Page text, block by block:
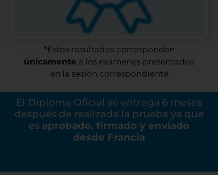
*Estos resultados corresponden
únicamente a los exámenes presentados
en la sesión correspondiente
El Diploma Oficial se entrega 6 meses
después de realizada la prueba ya que
es aprobado, firmado y enviado
desde Francia